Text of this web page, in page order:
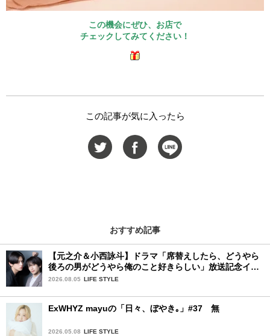
この機会にぜひ、お店で
チェックしてみてください！
この記事が気に入ったら
おすすめ記事
【元之介＆小西詠斗】ドラマ「席替えしたら、どうやら
後ろの男がどうやら俺のこと好きらしい」放送記念イン
タビュー♡ 「自然と詠斗くんが可愛く見えたんです」
2026.08.05 LIFE STYLE
ExWHYZ mayuの「日々、ぼやき｡」#37 無
2026.05.08 LIFE STYLE